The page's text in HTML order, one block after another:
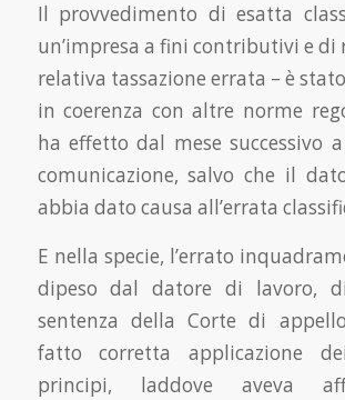
Il provvedimento di esatta
un’impresa a fini contributivi e di
relativa tassazione errata – è
in coerenza con altre norme
ha effetto dal mese successivo
comunicazione, salvo che il
abbia dato causa all’errata
E nella specie, l’errato
dipeso dal datore di lavoro,
sentenza della Corte di
fatto corretta applicazione
principi, laddove aveva